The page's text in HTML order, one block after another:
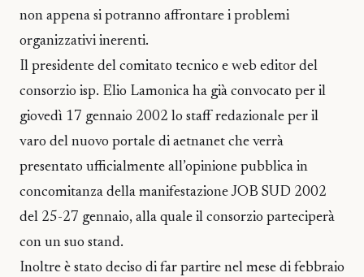
non appena si potranno affrontare i problemi
organizzativi inerenti.
Il presidente del comitato tecnico e web editor del
consorzio isp. Elio Lamonica ha già convocato per il
giovedì 17 gennaio 2002 lo staff redazionale per il
varo del nuovo portale di aetnanet che verrà
presentato ufficialmente all’opinione pubblica in
concomitanza della manifestazione JOB SUD 2002
del 25-27 gennaio, alla quale il consorzio parteciperà
con un suo stand.
Inoltre è stato deciso di far partire nel mese di febbraio